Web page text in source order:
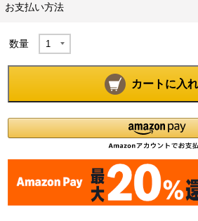
お支払い方法
数量
カートに入